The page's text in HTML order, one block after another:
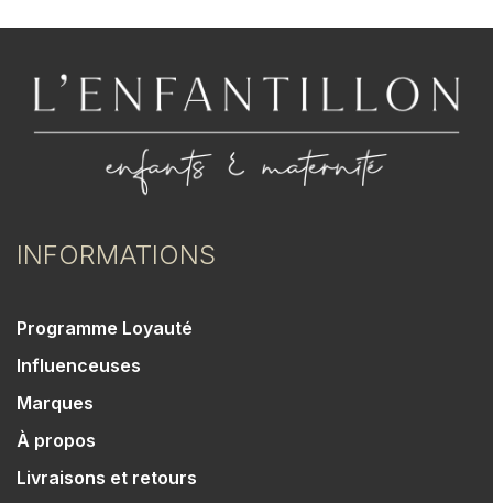
INFORMATIONS
Programme Loyauté
Influenceuses
Marques
À propos
Livraisons et retours